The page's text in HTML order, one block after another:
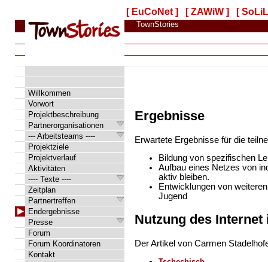
[ EuCoNet ] [ ZAWiW ] [
TownStories
Willkommen
Vorwort
Projektbeschreibung
Partnerorganisationen
--- Arbeitsteams ----
Projektziele
Projektverlauf
Aktivitäten
---- Texte ----
Zeitplan
Partnertreffen
Endergebnisse
Presse
Forum
Forum Koordinatoren
Kontakt
Ergebnisse
Erwartete Ergebnisse für die
Bildung von spezifischen
Aufbau eines Netzes von
aktiv bleiben.
Entwicklungen von
Jugend
Nutzung des
Der Artikel von Carmen